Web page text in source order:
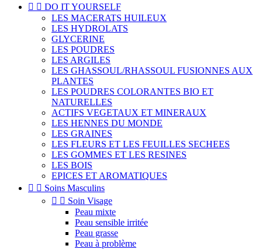
  DO IT YOURSELF
LES MACERATS HUILEUX
LES HYDROLATS
GLYCERINE
LES POUDRES
LES ARGILES
LES GHASSOUL/RHASSOUL FUSIONNES AUX
PLANTES
LES POUDRES COLORANTES BIO ET
NATURELLES
ACTIFS VEGETAUX ET MINERAUX
LES HENNES DU MONDE
LES GRAINES
LES FLEURS ET LES FEUILLES SECHEES
LES GOMMES ET LES RESINES
LES BOIS
EPICES ET AROMATIQUES
  Soins Masculins
  Soin Visage
Peau mixte
Peau sensible irritée
Peau grasse
Peau à problème